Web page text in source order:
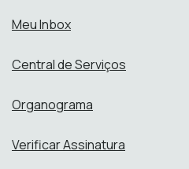
Meu Inbox
Central de Serviços
Organograma
Verificar Assinatura